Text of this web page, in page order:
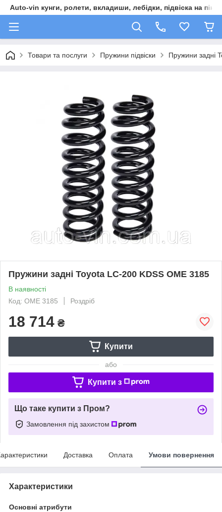
Auto-vin кунги, ролети, вкладиши, лебідки, підвіска на пікап
Товари та послуги Пружини підвіски Пружини задні
Пружини задні Toyota LC-200 KDSS OME 3185
В наявності
Код: OME 3185
Роздріб
18 714 ₴
Купити
або
Купити з
Що таке купити з Пром?
Замовлення під захистом
Доставка Оплата Умови повернення
Характеристики
Основні атрибути